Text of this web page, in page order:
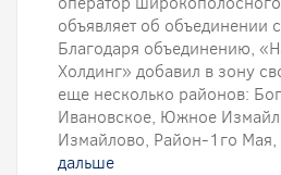
объявляет об объединении
Благодаря объединению,
Холдинг» добавил в зону
еще несколько районов:
Ивановское, Южное
Измайлово, Район-1го Мая,
дальше